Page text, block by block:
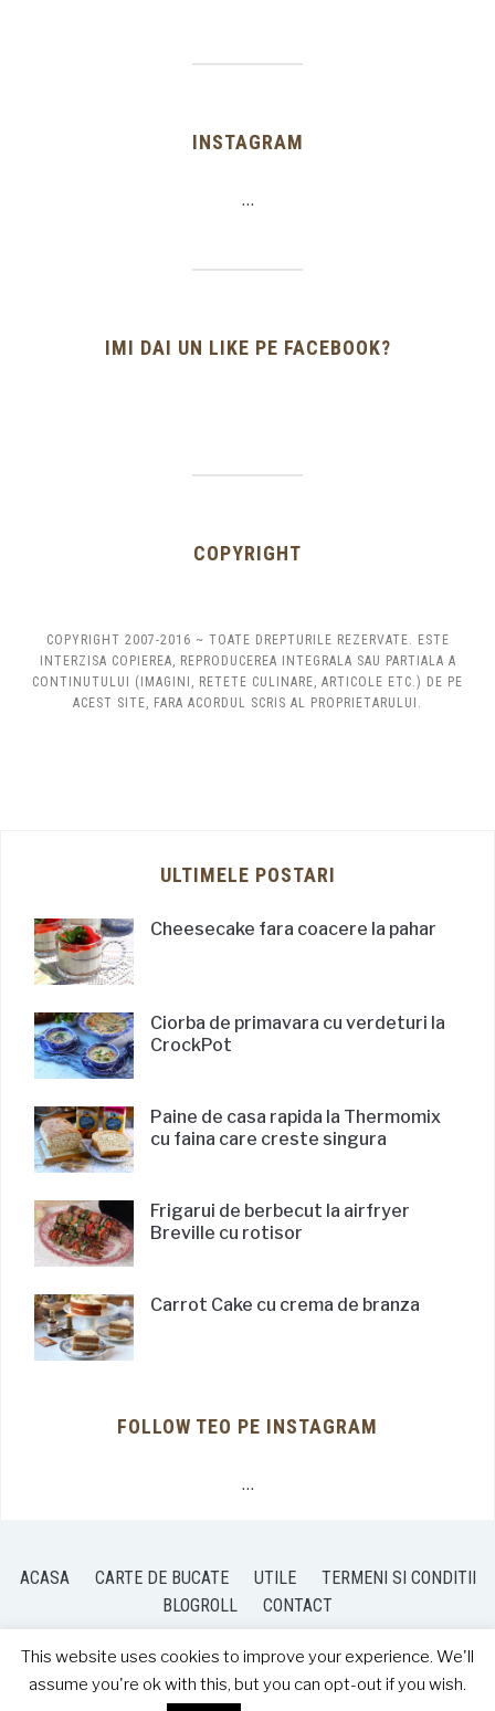
INSTAGRAM
…
IMI DAI UN LIKE PE FACEBOOK?
COPYRIGHT
COPYRIGHT 2007-2016 ~ TOATE DREPTURILE REZERVATE. ESTE
INTERZISA COPIEREA, REPRODUCEREA INTEGRALA SAU PARTIALA A
CONTINUTULUI (IMAGINI, RETETE CULINARE, ARTICOLE ETC.) DE PE
ACEST SITE, FARA ACORDUL SCRIS AL PROPRIETARULUI.
ULTIMELE POSTARI
Cheesecake fara coacere la pahar
Ciorba de primavara cu verdeturi la
CrockPot
Paine de casa rapida la Thermomix
cu faina care creste singura
Frigarui de berbecut la airfryer
Breville cu rotisor
Carrot Cake cu crema de branza
FOLLOW TEO PE INSTAGRAM
…
ACASA CARTE DE BUCATE UTILE
TERMENI SI CONDITII
BLOGROLL
CONTACT
COPYRIGHT © 2026 TEO'S KITCHEN
This website uses cookies to improve your experience. We'll
assume you're ok with this, but you can opt-out if you wish.